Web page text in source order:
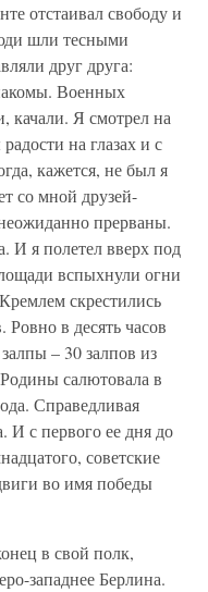
отстаивал свободу и
шли тесными
друг друга:
Военных
качали. Я смотрел на
на глазах и с
кажется, не был я
со мной друзей-
прерваны.
И я полетел вверх под
вспыхнули огни
скрестились
в десять часов
– 30 залпов из
салютовала в
Справедливая
И с первого ее дня до
советские
во имя победы
в свой полк,
западнее Берлина.